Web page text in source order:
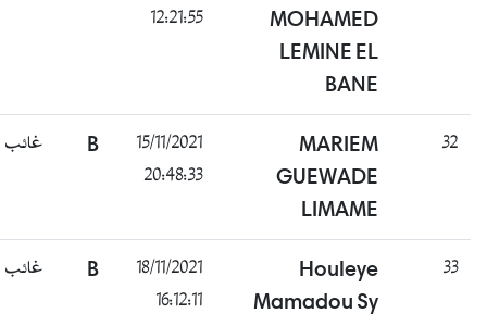
MOHAMED
LEMINE EL
BANE
12:21:55
32
MARIEM
GUEWADE
LIMAME
15/11/2021
20:48:33
B غائب
33
Houleye
Mamadou Sy
18/11/2021
16:12:11
B غائب